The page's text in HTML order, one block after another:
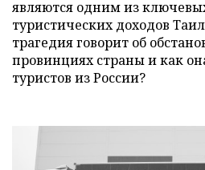
являются одним из
туристических доходов
трагедия говорит об
провинциях страны и как
туристов из России?